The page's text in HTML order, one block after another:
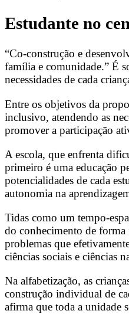
Estudante no
“Co-construção e
família e comunidade.” É
necessidades de cada
Entre os objetivos da
inclusivo, atendendo as
promover a participação
A escola, que enfrenta
primeiro é uma educação
potencialidades de cada
autonomia na
Tidas como um tempo-
do conhecimento de forma
problemas que
ciências sociais e ciências
Na alfabetização, as
construção individual de
afirma que toda a unidade